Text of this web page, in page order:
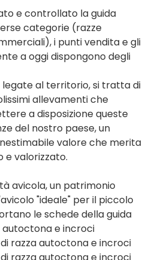
e controllato la guida
categorie (razze
i punti vendita e gli
a oggi dispongono degli
legate al territorio, si tratta di
allevamenti che
a disposizione queste
del nostro paese, un
valore che merita
e valorizzato.
avicola, un patrimonio
"ideale" per il piccolo
le schede della guida
e incroci
razza autoctona e incroci